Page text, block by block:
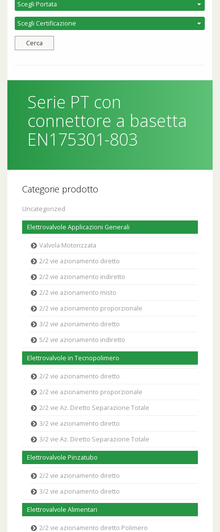
Serie PT con
connettore a basetta
EN175301-803
Categorie prodotto
Uncategorized
Elettrovalvole Applicazioni Generali
Valvola Motorizzata
2/2 vie azionamento diretto
2/2 vie azionamento indiretto
2/2 vie azionamento misto
2/2 vie azionamento proporzionale
3/2 vie azionamento diretto
5/2 vie azionamento indiretto
Elettrovalvole in Tecnopolimero
2/2 vie azionamento diretto
2/2 vie azionamento proporzionale
2/2 vie Az. Diretto Separazione Totale
3/2 vie azionamento diretto
3/2 vie Az. Diretto Separazione Totale
Elettrovalvole Pinzatubo
2/2 vie azionamento diretto
3/2 vie azionamento diretto
Elettrovalvole Alimentari
2/2 vie azionamento diretto Polimero